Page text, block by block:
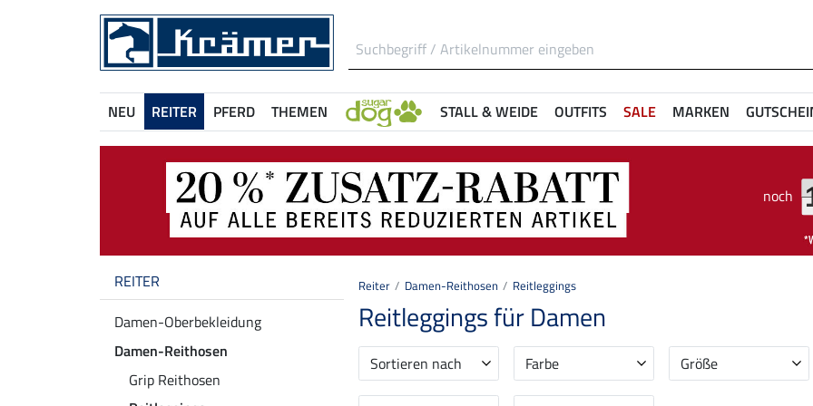
NEU REITER PFERD THEMEN STALL & WEIDE OUTFITS SALE MARKEN
noch
REITER
Damen-Oberbekleidung
Damen-Reithosen
Grip Reithosen
Reiter Damen-Reithosen Reitleggings
Reitleggings für Damen
Sortieren nach Farbe Größe